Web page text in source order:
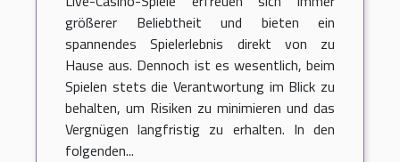
größerer Beliebtheit und bieten ein
spannendes Spielerlebnis direkt von zu
Hause aus. Dennoch ist es wesentlich, beim
Spielen stets die Verantwortung im Blick zu
behalten, um Risiken zu minimieren und das
Vergnügen langfristig zu erhalten. In den
folgenden...